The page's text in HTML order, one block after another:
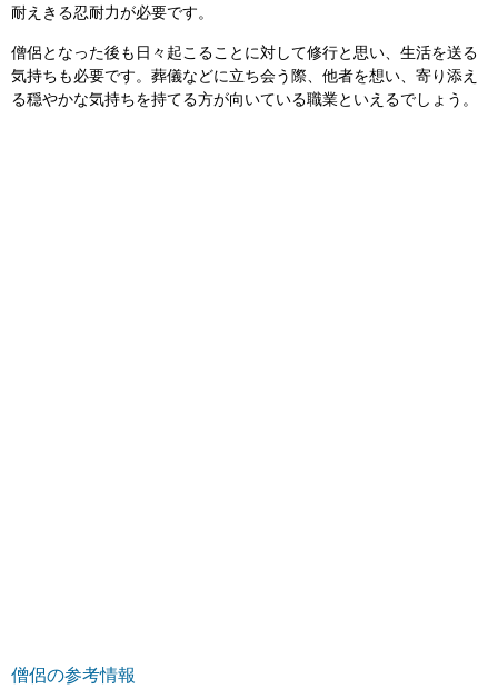
耐えきる忍耐力が必要です。
僧侶となった後も日々起こることに対して修行と思い、生活を送る
気持ちも必要です。葬儀などに立ち会う際、他者を想い、寄り添え
る穏やかな気持ちを持てる方が向いている職業といえるでしょう。
僧侶の参考情報